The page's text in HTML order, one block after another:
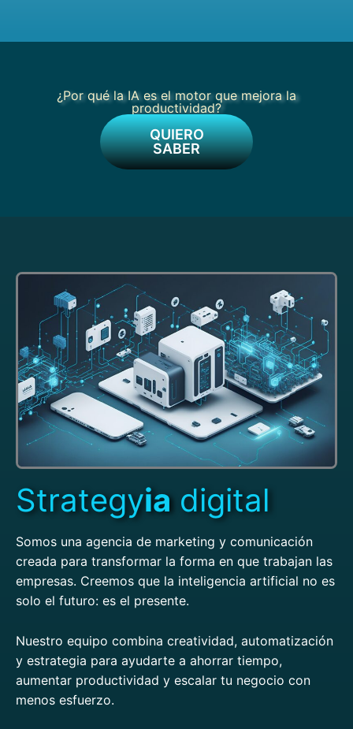
¿Por qué la IA es el motor que mejora la
productividad?
QUIERO
SABER
Strategyiadigital
Somos una agencia de marketing y comunicación
creada para transformar la forma en que trabajan las
empresas. Creemos que la inteligencia artificial no es
solo el futuro: es el presente.
Nuestro equipo combina creatividad, automatización
y estrategia para ayudarte a ahorrar tiempo,
aumentar productividad y escalar tu negocio con
menos esfuerzo.